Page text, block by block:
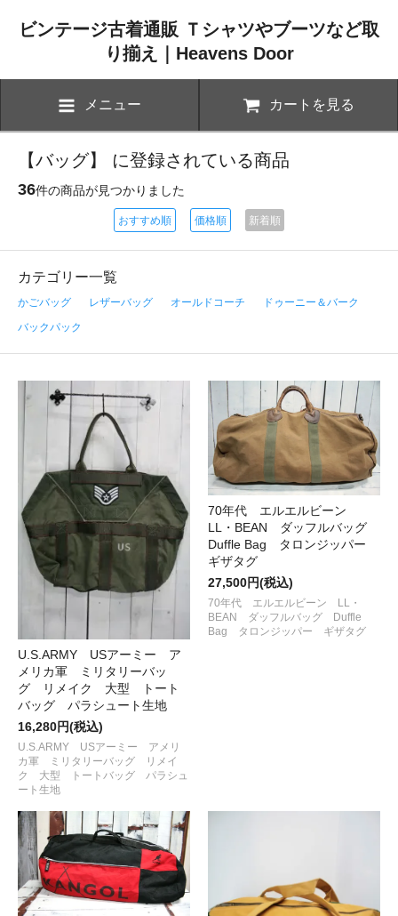
ビンテージ古着通販 Ｔシャツやブーツなど取
り揃え｜Heavens Door
メニュー カートを見る
【バッグ】 に登録されている商品
36件の商品が見つかりました
おすすめ順 価格順 新着順
カテゴリー一覧
かごバッグ レザーバッグ オールドコーチ
ドゥーニー＆バーク
バックパック
U.S.ARMY USアーミー ア
メリカ軍 ミリタリーバッ
グ リメイク 大型 トート
バッグ パラシュート生地
16,280円(税込)
U.S.ARMY USアーミー アメリ
カ軍 ミリタリーバッグ リメイ
ク 大型 トートバッグ パラシュ
ート生地
70年代 エルエルビーン
LL・BEAN ダッフルバッグ
Duffle Bag タロンジッパー
ギザタグ
27,500円(税込)
70年代 エルエルビーン LL・
BEAN ダッフルバッグ Duffle
Bag タロンジッパー ギザタグ